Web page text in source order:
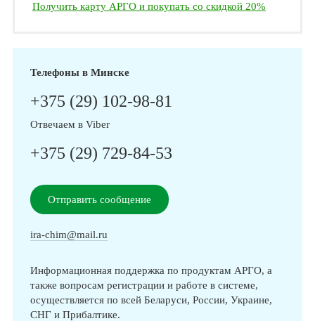
Получить карту АРГО и покупать со скидкой 20%
Телефоны в Минске
+375 (29) 102-98-81
Отвечаем в Viber
+375 (29) 729-84-53
Отправить сообщение
ira-chim@mail.ru
Информационная поддержка по продуктам АРГО, а
также вопросам регистрации и работе в системе,
осуществляется по всей Беларуси, России, Украине,
СНГ и Прибалтике.